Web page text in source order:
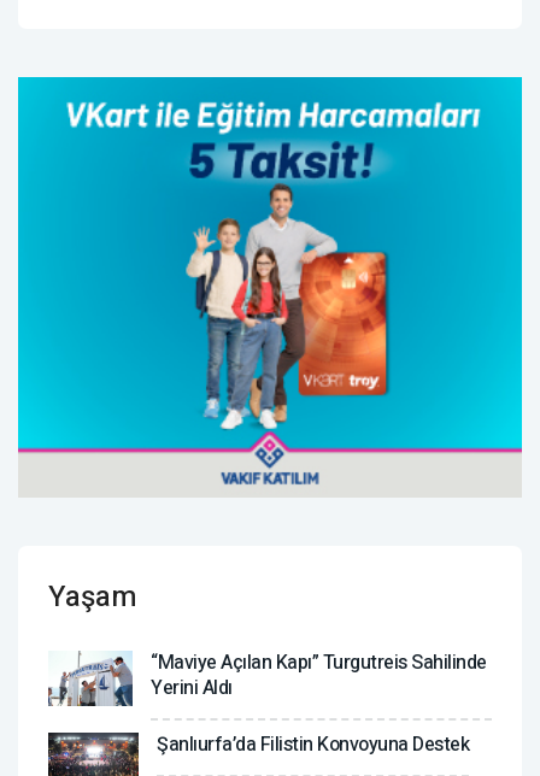
Yaşam
“Maviye Açılan Kapı” Turgutreis Sahilinde
Yerini Aldı
Şanlıurfa’da Filistin Konvoyuna Destek